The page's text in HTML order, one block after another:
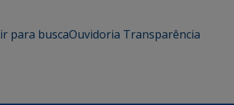
ir para buscaOuvidoria Transparência